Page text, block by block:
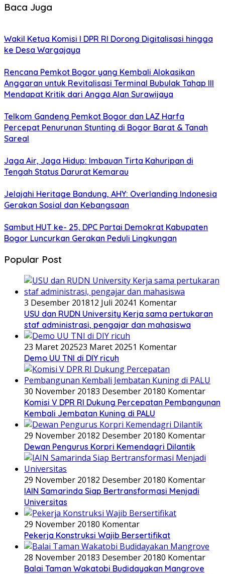
Baca Juga
Wakil Ketua Komisi I DPR RI Dorong Digitalisasi hingga
ke Desa Wargajaya
Rencana Pemkot Bogor yang Kembali Alokasikan
Anggaran untuk Revitalisasi Terminal Bubulak Tahap III
Mendapat Kritik dari Angga Alan Surawijaya
Telkom Gandeng Pemkot Bogor dan LAZ Harfa
Percepat Penurunan Stunting di Bogor Barat & Tanah
Sareal
Jaga Air, Jaga Hidup: Imbauan Tirta Kahuripan di
Tengah Status Darurat Kemarau
Jelajahi Heritage Bandung, AHY: Overlanding Indonesia
Gerakan Sosial dan Kebangsaan
Sambut HUT ke- 25, DPC Partai Demokrat Kabupaten
Bogor Luncurkan Gerakan Peduli Lingkungan
Popular Post
3 Desember 201812 Juli 20241 Komentar
USU dan RUDN University Kerja sama pertukaran
staf administrasi, pengajar dan mahasiswa
23 Maret 202523 Maret 20251 Komentar
Demo UU TNI di DIY ricuh
30 November 20183 Desember 20180 Komentar
Komisi V DPR RI Dukung Percepatan Pembangunan
Kembali Jembatan Kuning di PALU
29 November 20182 Desember 20180 Komentar
Dewan Pengurus Korpri Kemendagri Dilantik
29 November 20182 Desember 20180 Komentar
IAIN Samarinda Siap Bertransformasi Menjadi
Universitas
29 November 20180 Komentar
Pekerja Konstruksi Wajib Bersertifikat
28 November 20183 Desember 20180 Komentar
Balai Taman Wakatobi Budidayakan Mangrove